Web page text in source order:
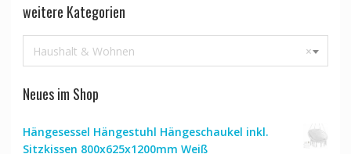
weitere Kategorien
×
Haushalt & Wohnen
Neues im Shop
Hängesessel Hängestuhl Hängeschaukel inkl.
Sitzkissen 800x625x1200mm Weiß